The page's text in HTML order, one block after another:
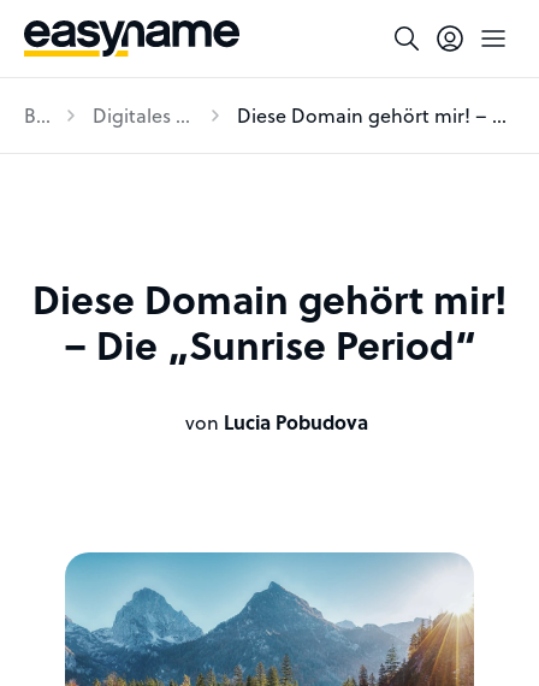
Blog Digitales Business Diese Domain gehört mir! – Die „Sunrise Period“
Diese Domain gehört mir!
– Die „Sunrise Period“
von Lucia Pobudova